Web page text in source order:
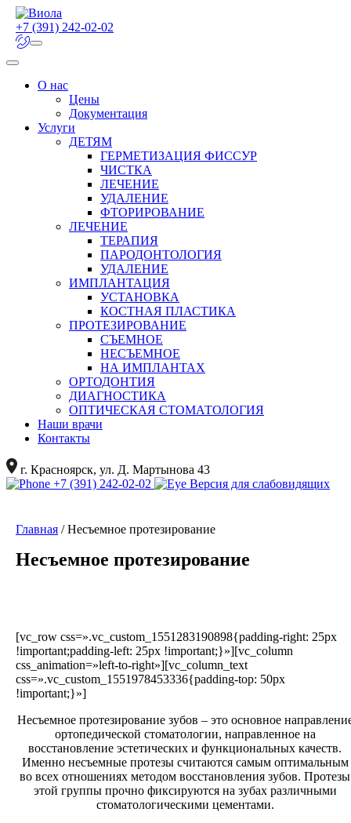
+7 (391) 242-02-02
О нас
Цены
Документация
Услуги
ДЕТЯМ
ГЕРМЕТИЗАЦИЯ ФИССУР
ЧИСТКА
ЛЕЧЕНИЕ
УДАЛЕНИЕ
ФТОРИРОВАНИЕ
ЛЕЧЕНИЕ
ТЕРАПИЯ
ПАРОДОНТОЛОГИЯ
УДАЛЕНИЕ
ИМПЛАНТАЦИЯ
УСТАНОВКА
КОСТНАЯ ПЛАСТИКА
ПРОТЕЗИРОВАНИЕ
СЪЕМНОЕ
НЕСЪЕМНОЕ
НА ИМПЛАНТАХ
ОРТОДОНТИЯ
ДИАГНОСТИКА
ОПТИЧЕСКАЯ СТОМАТОЛОГИЯ
Наши врачи
Контакты
г. Красноярск, ул. Д. Мартынова 43
+7 (391) 242-02-02
Версия для слабовидящих
Главная /Несъемное протезирование
Несъемное протезирование
[vc_row css=».vc_custom_1551283190898{padding-right: 25px
!important;padding-left: 25px !important;}»][vc_column
css_animation=»left-to-right»][vc_column_text
css=».vc_custom_1551978453336{padding-top: 50px
!important;}»]
Несъемное протезирование зубов – это основное
ортопедической стоматологии, направленное на
восстановление эстетических и функциональных качеств.
Именно несъемные протезы считаются самым оптимальным
во всех отношениях методом восстановления зубов. Протезы
этой группы прочно фиксируются на зубах различными
стоматологическими цементами.